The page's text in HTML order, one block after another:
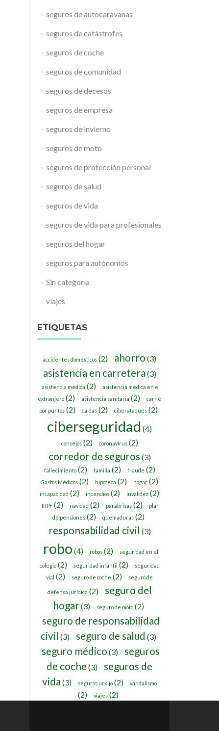
seguros de autocaravanas
seguros de catástrofes
seguros de coche
seguros de comunidad
seguros de decesos
seguros de empresa
seguros de invierno
seguros de moto
seguros de protección personal
seguros de salud
seguros de vida
seguros de vida para profesionales
seguros del hogar
seguros para autónomos
Sin categoría
viajes
ETIQUETAS
accidentes domésticos (2) ahorro (3)
asistencia en carretera (3)
asistencia médica (2)
asistencia médica en el
extranjero (2) asistencia sanitaria (2)
carné
por puntos(2) caídas(2) ciberataques(2)
ciberseguridad (4)
consejos(2) coronavirus(2)
corredor de seguros (3)
fallecimiento(2) familia (2) fraude (2)
Gastos Médicos (2) hipoteca (2) hogar (2)
incapacidad (2) incendios (2) invalidez (2)
IRPF (2) navidad (2) parabrisas (2)
plan
de pensiones(2) quemaduras(2)
responsabilidad civil (3)
robo (4) robos (2) seguridad en el
colegio(2) seguridad infantil (2)
seguridad
vial (2) seguro de coche (2) seguro de
defensa jurídica (2)
seguro del
hogar(3) seguro de moto(2)
seguro de responsabilidad
civil (3) seguro de salud (3)
seguro médico (3)
seguros
de coche (3)
seguros de
vida (3) seguros urkijo (2) vandalismo
(2) viajes (2)